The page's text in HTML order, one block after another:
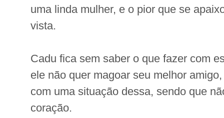
uma linda mulher, e o pior que se
vista.
Cadu fica sem saber o que fazer com
ele não quer magoar seu melhor
com uma situação dessa, sendo que
coração.